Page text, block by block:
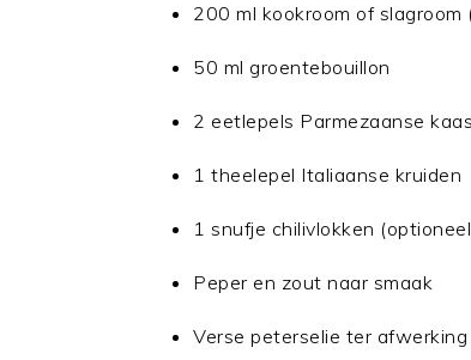
200 ml kookroom of slagroom
50 ml groentebouillon
2 eetlepels Parmezaanse
1 theelepel Italiaanse kruiden
1 snufje chilivlokken
Peper en zout naar smaak
Verse peterselie ter afwerking